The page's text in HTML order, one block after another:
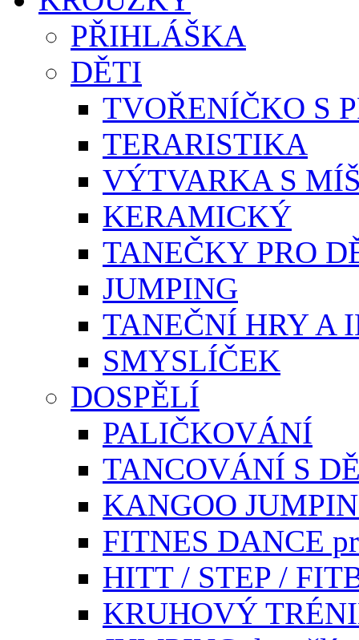
PŘIHLÁŠKA
DĚTI
TVOŘENÍČKO S
TERARISTIKA
VÝTVARKA S
KERAMICKÝ
TANEČKY PRO
JUMPING
TANEČNÍ HRY A
SMYSLÍČEK
DOSPĚLÍ
PALIČKOVÁNÍ
TANCOVÁNÍ S
KANGOO
FITNES DANCE
HITT / STEP /
KRUHOVÝ